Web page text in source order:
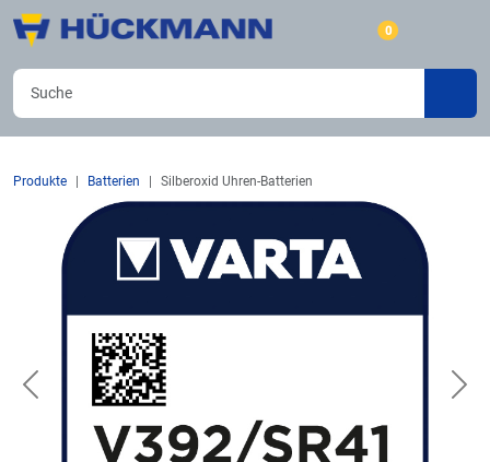
0
Produkte Batterien Silberoxid Uhren-Batterien
Previous